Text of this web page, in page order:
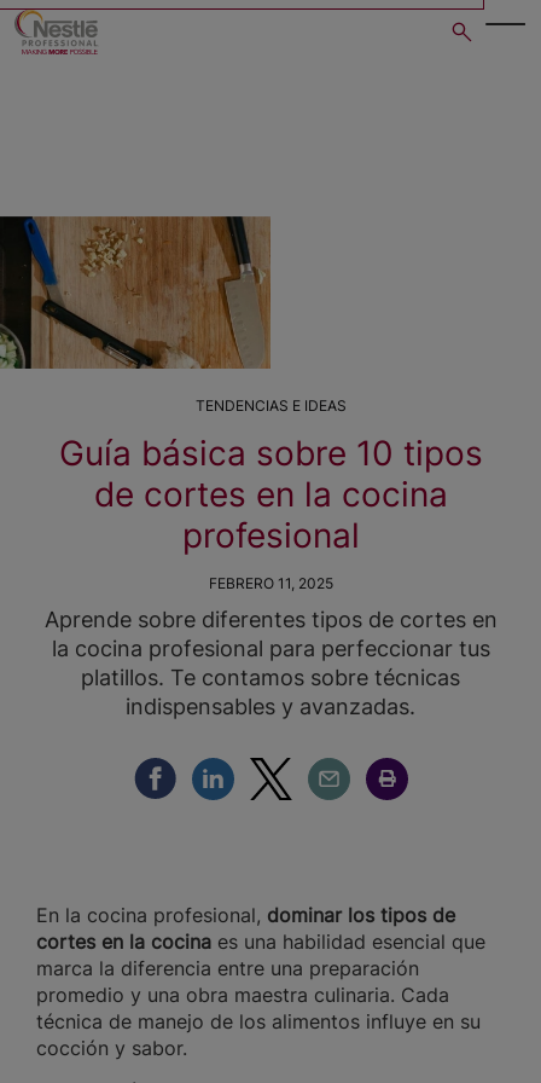
Skip
TENDENCIAS E IDEAS
Guía básica sobre 10 tipos
de cortes en la cocina
profesional
FEBRERO 11, 2025
Aprende sobre diferentes tipos de cortes en
la cocina profesional para perfeccionar tus
platillos. Te contamos sobre técnicas
indispensables y avanzadas.
Compartir Facebook
Compartir Linkedin
Compartir Twitter
Compartir Email
Compartir Imprimir
En la cocina profesional, dominar los tipos de
cortes en la cocina es una habilidad esencial que
marca la diferencia entre una preparación
promedio y una obra maestra culinaria. Cada
técnica de manejo de los alimentos influye en su
cocción y sabor.